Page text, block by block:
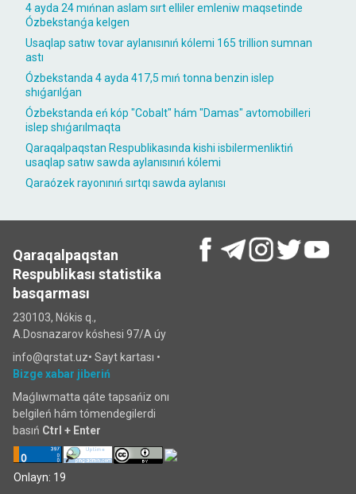
4 ayda 24 mıńnan aslam sırt elliler emleniw maqsetinde
Ózbekstanǵa kelgen
Usaqlap satıw tovar aylanısınıń kólemi 165 trillion sumnan
astı
Ózbekstanda 4 ayda 417,5 mıń tonna benzin islep
shıǵarılǵan
Ózbekstanda eń kóp "Cobalt" hám "Damas" avtomobilleri
islep shıǵarılmaqta
Qaraqalpaqstan Respublikasında kishi isbilermenliktiń
usaqlap satıw sawda aylanısınıń kólemi
Qaraózek rayonınıń sırtqı sawda aylanısı
Qaraqalpaqstan
Respublikası statistika
basqarması
230103, Nókis q.,
A.Dosnazarov kóshesi 97/A úy
info@qrstat.uz• Sayt kartası •
Bizge xabar jiberiń
Maǵlıwmatta qáte tapsańiz onı
belgileń hám tómendegilerdi
basıń Ctrl + Enter
Onlayn: 19